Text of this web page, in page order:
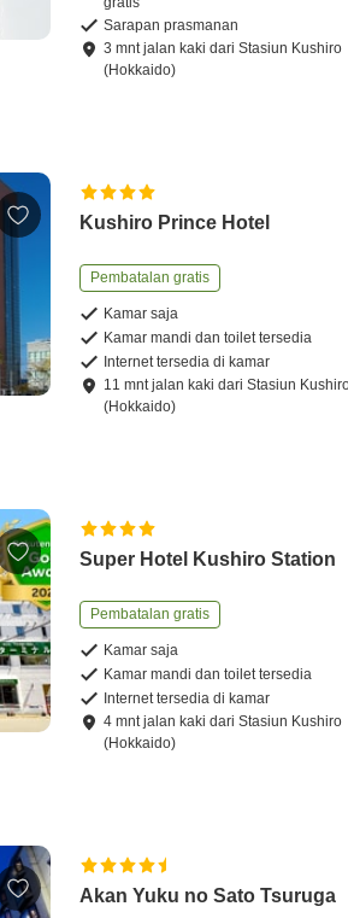
Sarapan prasmanan
3 mntjalan kaki dariStasiun Kushiro
(Hokkaido)
Kushiro Prince Hotel
Pembatalan gratis
Kamar saja
Kamar mandi dan toilet tersedia
Internet tersedia di kamar
11 mntjalan kaki dariStasiun
(Hokkaido)
Super Hotel Kushiro Station
Pembatalan gratis
Kamar saja
Kamar mandi dan toilet tersedia
Internet tersedia di kamar
4 mntjalan kaki dariStasiun Kushiro
(Hokkaido)
Akan Yuku no Sato Tsuruga